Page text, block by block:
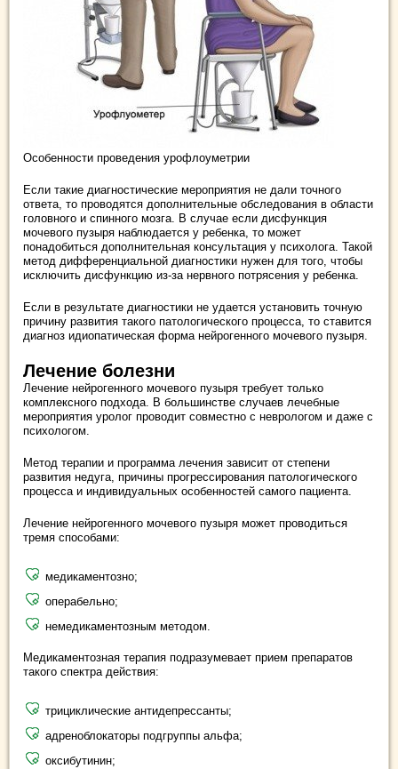
Особенности проведения урофлоуметрии
Если такие диагностические мероприятия не дали точного
ответа, то проводятся дополнительные обследования в области
головного и спинного мозга. В случае если дисфункция
мочевого пузыря наблюдается у ребенка, то может
понадобиться дополнительная консультация у психолога. Такой
метод дифференциальной диагностики нужен для того, чтобы
исключить дисфункцию из-за нервного потрясения у ребенка.
Если в результате диагностики не удается установить точную
причину развития такого патологического процесса, то ставится
диагноз идиопатическая форма нейрогенного мочевого пузыря.
Лечение болезни
Лечение нейрогенного мочевого пузыря требует только
комплексного подхода. В большинстве случаев лечебные
мероприятия уролог проводит совместно с неврологом и даже с
психологом.
Метод терапии и программа лечения зависит от степени
развития недуга, причины прогрессирования патологического
процесса и индивидуальных особенностей самого пациента.
Лечение нейрогенного мочевого пузыря может проводиться
тремя способами:
медикаментозно;
операбельно;
немедикаментозным методом.
Медикаментозная терапия подразумевает прием препаратов
такого спектра действия:
трициклические антидепрессанты;
адреноблокаторы подгруппы альфа;
оксибутинин;